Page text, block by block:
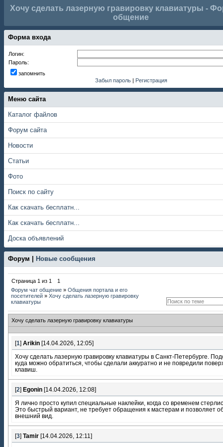
Хочу сделать лазерную гравировку клавиатуры -
общение
Форма входа
Логин:
Пароль:
запомнить
Забыл пароль | Регистрация
Меню сайта
Каталог файлов
Форум сайта
Новости
Статьи
Фото
Поиск по сайту
Как скачать бесплатн...
Как скачать бесплатн...
Доска объявлений
Форум | Новые сообщения
Страница 1 из 1
1
Форум чат общение » Общения портала и его
посетителей » Хочу сделать лазерную гравировку
клавиатуры
Хочу сделать лазерную гравировку клавиатуры
[1] Arikin [14.04.2026, 12:05]
Хочу сделать лазерную гравировку клавиатуры в Санкт-Петербурге.
куда можно обратиться, чтобы сделали аккуратно и не повредили
клавиш.
[2] Egonin [14.04.2026, 12:08]
Я лично просто купил специальные наклейки, когда со временем
Это быстрый вариант, не требует обращения к мастерам и позволяет
внешний вид.
[3] Tamir [14.04.2026, 12:11]